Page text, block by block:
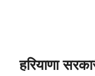
हरियाणा